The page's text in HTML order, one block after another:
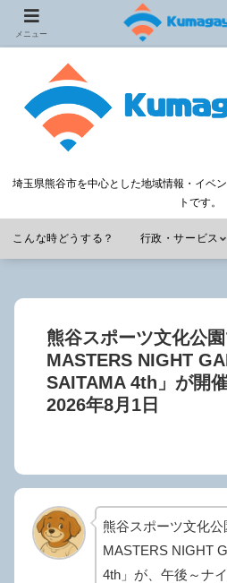
埼玉県熊谷市を中心とした地域情報・イベ
トです。
こんな時どうする？ 行政・サービス
熊谷スポーツ文化公
MASTERS NIGHT
SAITAMA 4th」が開催
2026年8月1日
熊谷スポーツ文化
MASTERS NIGHT
4th」が、午後～ナ
メニュー